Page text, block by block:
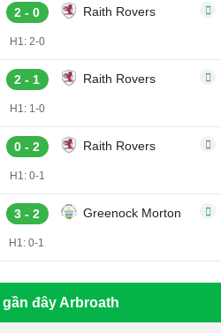
2 - 0 Raith Rovers
H1: 2-0
2 - 1 Raith Rovers
H1: 1-0
0 - 2 Raith Rovers
H1: 0-1
3 - 2 Greenock Morton
H1: 0-1
đây Arbroath